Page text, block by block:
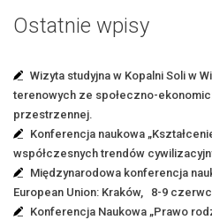
Ostatnie wpisy
Wizyta studyjna w Kopalni Soli w
terenowych ze społeczno-
przestrzennej.
Konferencja naukowa
współczesnych trendów
Międzynarodowa konferencja
European Union: Kraków, 8-9
Konferencja Naukowa „Prawo